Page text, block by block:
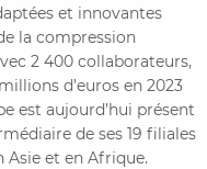
et innovantes
la compression
2 400 collaborateurs,
d’euros en 2023
est aujourd’hui présent
de ses 19 filiales
Asie et en Afrique.